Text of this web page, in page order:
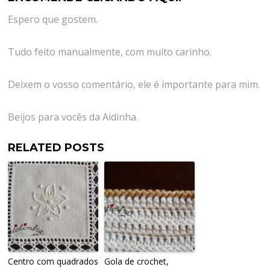
Espero que gostem.
Tudo feito manualmente, com muito carinho.
Deixem o vosso comentário, ele é importante para mim.
Beijos para vocês da Aidinha.
RELATED POSTS
Centro com quadrados
Gola de crochet,